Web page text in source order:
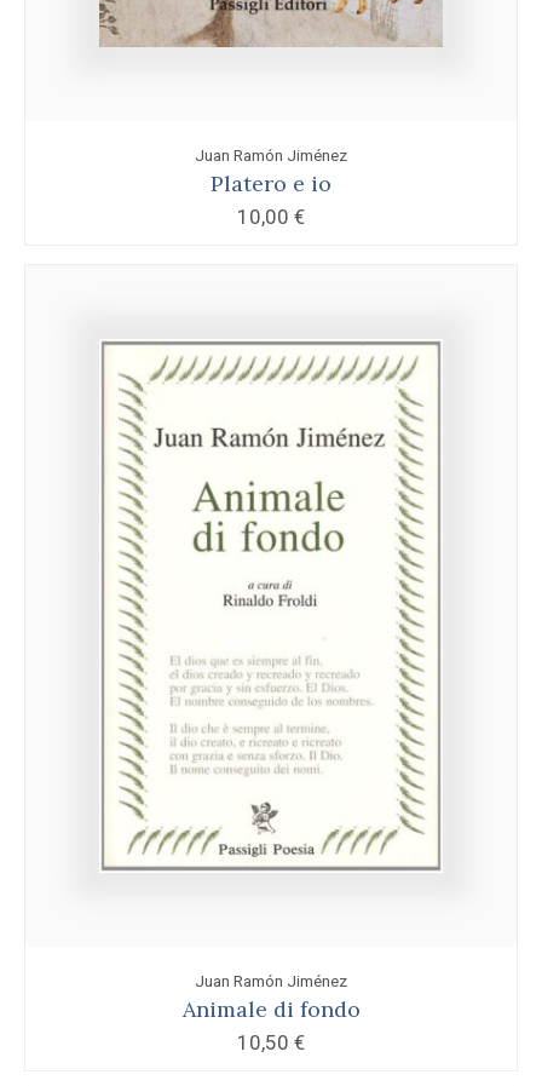
Juan Ramón Jiménez
Platero e io
10,00 €
Juan Ramón Jiménez
Animale di fondo
10,50 €